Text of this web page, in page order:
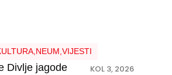
, NEUM VIJESTI
KOL 3, 2026
Divlje jagode